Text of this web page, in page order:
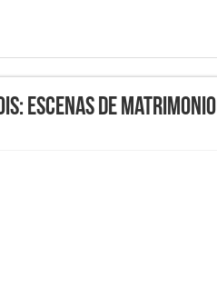
Escenas de matrimonio